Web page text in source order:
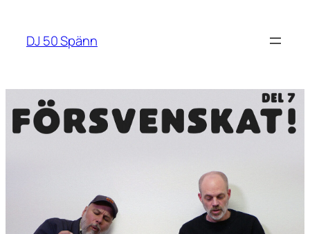
innehåll
DJ 50 Spänn